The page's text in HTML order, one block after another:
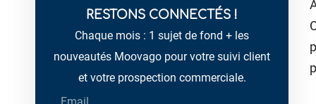
RESTONS CONNECTÉS !
Chaque mois : 1 sujet de fond + les
nouveautés Moovago pour votre suivi client
et votre prospection commerciale.